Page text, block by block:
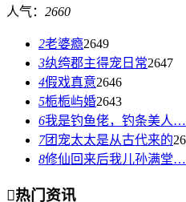
人气： 2660
2老婆瘾2649
3纨绔郡主得宠日常2647
4假戏真意2646
5栀栀屿婚2643
6我是钓鱼佬，钓条美人…
7团宠太太是从古代来的
8修仙回来后我儿孙满堂…
热门资讯